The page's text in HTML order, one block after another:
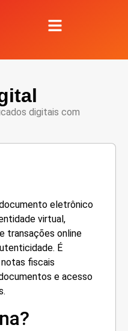
digitais com
eletrônico
virtual,
transações online
É
fiscais
e acesso